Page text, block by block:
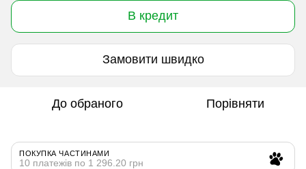
В кредит
Замовити швидко
До обраного Порівняти
ПОКУПКА ЧАСТИНАМИ
10 платежів по 1 296.20 грн